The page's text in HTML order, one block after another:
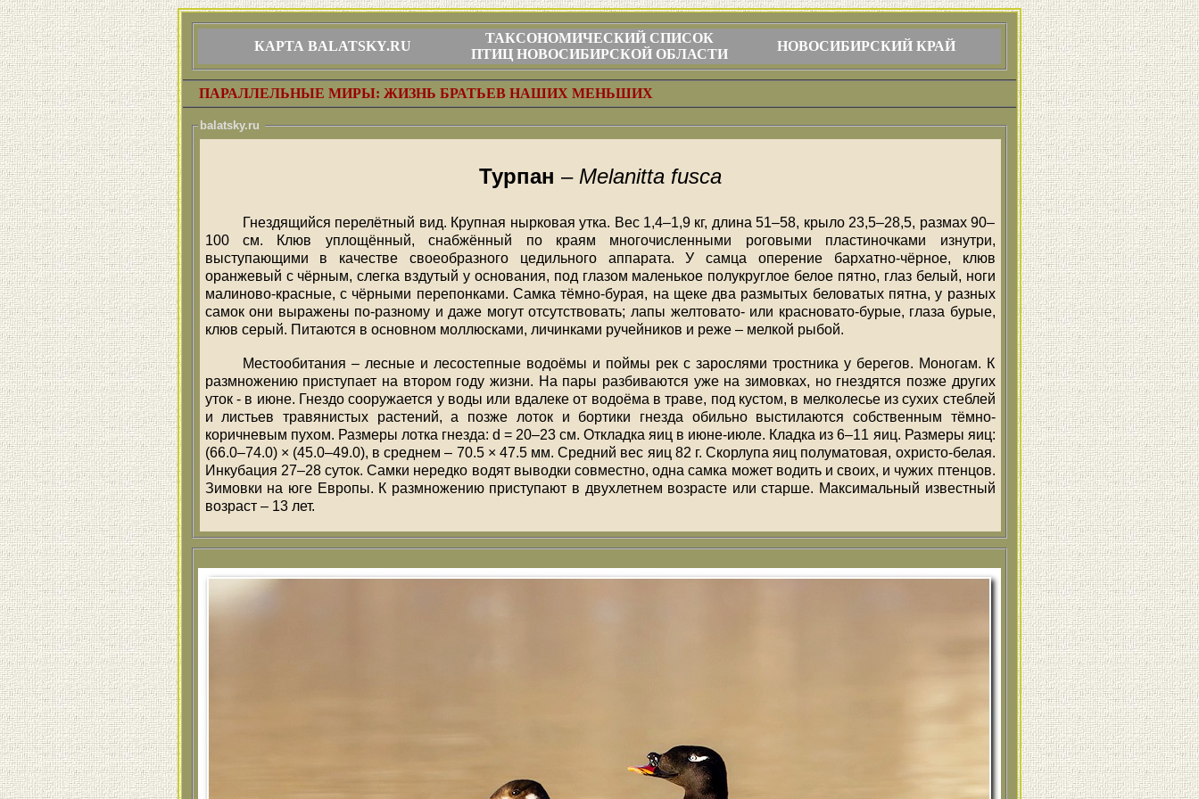
КАРТА BALATSKY.RU
ТАКСОНОМИЧЕСКИЙ СПИСОК
ПТИЦ НОВОСИБИРСКОЙ ОБЛАСТИ
НОВОСИБИРСКИЙ КРАЙ
ПАРАЛЛЕЛЬНЫЕ МИРЫ: ЖИЗНЬ БРАТЬЕВ НАШИХ МЕНЬШИХ
balatsky.ru
Турпан – Melanitta fusca
Гнездящийся перелётный вид. Крупная нырковая утка. Вес 1,4–1,9 кг, длина 51–58, крыло 23,5–28,5, размах 90–
100 см. Клюв уплощённый, снабжённый по краям многочисленными роговыми пластиночками изнутри,
выступающими в качестве своеобразного цедильного аппарата. У самца оперение бархатно-чёрное, клюв
оранжевый с чёрным, слегка вздутый у основания, под глазом маленькое полукруглое белое пятно, глаз белый, ноги
малиново-красные, с чёрными перепонками. Самка тёмно-бурая, на щеке два размытых беловатых пятна, у разных
самок они выражены по-разному и даже могут отсутствовать; лапы желтовато- или красновато-бурые, глаза бурые,
клюв серый. Питаются в основном моллюсками, личинками ручейников и реже – мелкой рыбой.
Местообитания – лесные и лесостепные водоёмы и поймы рек с зарослями тростника у берегов. Моногам. К
размножению приступает на втором году жизни. На пары разбиваются уже на зимовках, но гнездятся позже других
уток - в июне. Гнездо сооружается у воды или вдалеке от водоёма в траве, под кустом, в мелколесье из сухих стеблей
и листьев травянистых растений, а позже лоток и бортики гнезда обильно выстилаются собственным тёмно-
коричневым пухом. Размеры лотка гнезда: d = 20–23 см. Откладка яиц в июне-июле. Кладка из 6–11 яиц. Размеры яиц:
(66.0–74.0) × (45.0–49.0), в среднем – 70.5 × 47.5 мм. Средний вес яиц 82 г. Скорлупа яиц полуматовая, охристо-белая.
Инкубация 27–28 суток. Самки нередко водят выводки совместно, одна самка может водить и своих, и чужих птенцов.
Зимовки на юге Европы. К размножению приступают в двухлетнем возрасте или старше. Максимальный известный
возраст – 13 лет.